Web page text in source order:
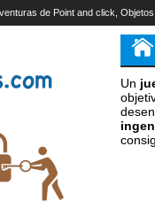
de Point and click,
Un